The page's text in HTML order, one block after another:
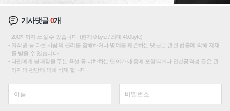
기사댓글0개
200자까지 쓰실 수 있습니다. (현재 0 byte / 최대 400byte)
저작권 등 다른 사람의 권리를 침해하거나 명예를 훼손하는 댓글은 관련 법률에 의해 제재
를 받을 수 있습니다.
타인에게 불쾌감을 주는 욕설 등 비하하는 단어가 내용에 포함되거나 인신공격성 글은 관
리자의 판단에 의해 삭제 합니다.